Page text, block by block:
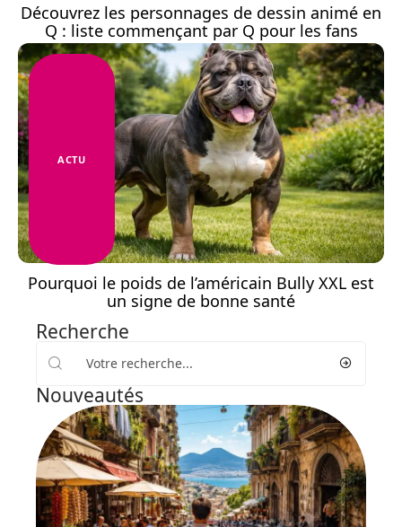
Découvrez les personnages de dessin animé en
Q : liste commençant par Q pour les fans
ACTU
Pourquoi le poids de l’américain Bully XXL est
un signe de bonne santé
Recherche
Nouveautés